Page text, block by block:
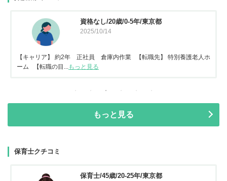
資格なし/20歳/0-5年/東京都
2025/10/14
【キャリア】 約2年 正社員 倉庫内作業 【転職先】 特別養護老人ホ
ーム 【転職の目...
もっと見る
もっと見る
保育士クチコミ
保育士/45歳/20-25年/東京都